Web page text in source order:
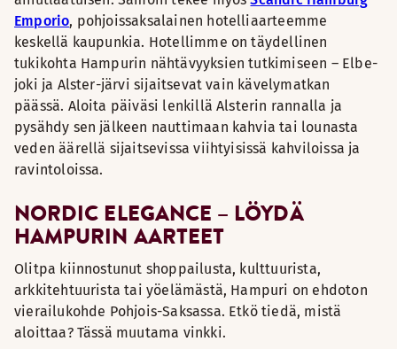
Emporio, pohjoissaksalainen hotelliaarteemme
keskellä kaupunkia. Hotellimme on täydellinen
tukikohta Hampurin nähtävyyksien tutkimiseen – Elbe-
joki ja Alster-järvi sijaitsevat vain kävelymatkan
päässä. Aloita päiväsi lenkillä Alsterin rannalla ja
pysähdy sen jälkeen nauttimaan kahvia tai lounasta
veden äärellä sijaitsevissa viihtyisissä kahviloissa ja
ravintoloissa.
NORDIC ELEGANCE – LÖYDÄ
HAMPURIN AARTEET
Olitpa kiinnostunut shoppailusta, kulttuurista,
arkkitehtuurista tai yöelämästä, Hampuri on ehdoton
vierailukohde Pohjois-Saksassa. Etkö tiedä, mistä
aloittaa? Tässä muutama vinkki.